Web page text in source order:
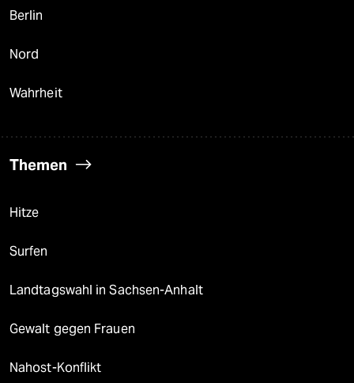
Berlin
Nord
Wahrheit
Themen
Hitze
Surfen
Landtagswahl in Sachsen-Anhalt
Gewalt gegen Frauen
Nahost-Konflikt